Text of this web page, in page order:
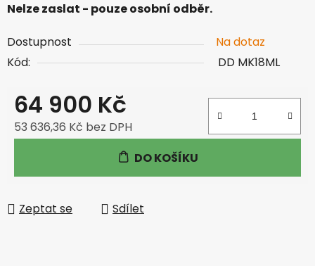
Nelze zaslat - pouze osobní odběr.
Dostupnost
Na dotaz
Kód:
DD MK18ML
64 900 Kč
53 636,36 Kč bez DPH
DO KOŠÍKU
Zeptat se Sdílet